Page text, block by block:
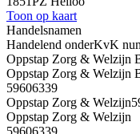
Toon op kaart
Handelsnamen
Handelend onderKvK
Oppstap Zorg & Welzijn
Oppstap Zorg & Welzijn
59606339
Oppstap Zorg & Welzijn
Oppstap Zorg & Welzijn
59606339